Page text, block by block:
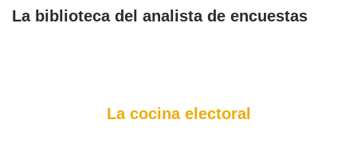
La biblioteca del analista de encuestas
La cocina electoral